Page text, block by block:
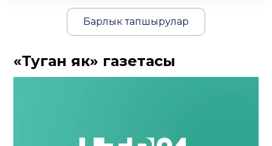
Барлык тапшырулар
«Туган як» газетасы